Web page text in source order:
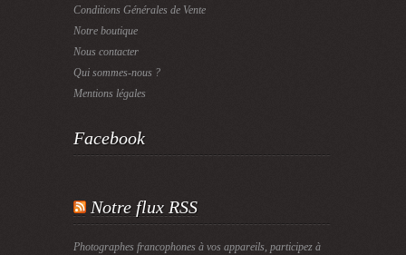
Conditions Générales de Vente
Notre boutique
Nous contacter
Qui sommes-nous ?
Mentions légales
Facebook
Notre flux RSS
Photographes francophones à vos appareils, participez à